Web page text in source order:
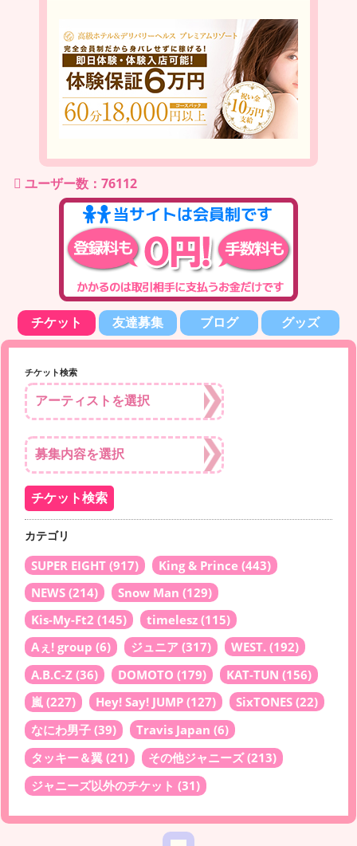
ユーザー数：76112
チケット 友達募集 ブログ グッズ
チケット検索
カテゴリ
SUPER EIGHT (917) King & Prince (443)
NEWS (214) Snow Man (129)
Kis-My-Ft2 (145) timelesz (115)
Aぇ! group (6) ジュニア (317) WEST. (192)
A.B.C-Z (36) DOMOTO (179) KAT-TUN (156)
嵐 (227) Hey! Say! JUMP (127) SixTONES (22)
なにわ男子 (39) Travis Japan (6)
タッキー＆翼 (21) その他ジャニーズ(213)
ジャニーズ以外のチケット (31)